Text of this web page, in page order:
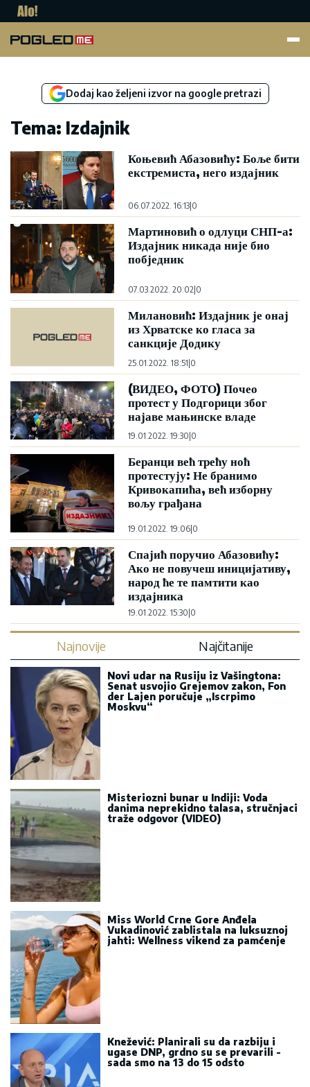
Dodaj kao željeni izvor na google pretrazi
Tema: Izdajnik
Коњевић Абазовићу: Боље бити
екстремиста, него издајник
06.07.2022. 16:13 0
Мартиновић о одлуци СНП-а:
Издајник никада није био
побједник
07.03.2022. 20:02 0
Милановић: Издајник је онај
из Хрватске ко гласа за
санкције Додику
25.01.2022. 18:51|0
(ВИДЕО, ФОТО) Почео
протест у Подгорици због
најаве мањинске владе
19.01.2022. 19:30 0
Беранци већ трећу ноћ
протестују: Не бранимо
Кривокапића, већ изборну
вољу грађана
19.01.2022. 19:06|0
Спајић поручио Абазовићу:
Ако не повучеш иницијативу,
народ ће те памтити као
издајника
19.01.2022. 15:30|0
Najnovije Najčitanije
Novi udar na Rusiju iz Vašingtona:
Senat usvojio Grejemov zakon, Fon
der Lajen poručuje „Iscrpimo
Moskvu“
Misteriozni bunar u Indiji: Voda
danima neprekidno talasa, stručnjaci
traže odgovor (VIDEO)
Miss World Crne Gore Anđela
Vukadinović zablistala na luksuznoj
jahti: Wellness vikend za pamćenje
Knežević: Planirali su da razbiju i
ugase DNP, grdno su se prevarili -
sada smo na 13 do 15 odsto